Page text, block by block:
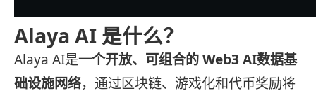
Alaya AI 是什么？
Alaya AI是一个开放、可组合的 Web3 AI数据基
础设施网络，通过区块链、游戏化和代币奖励将